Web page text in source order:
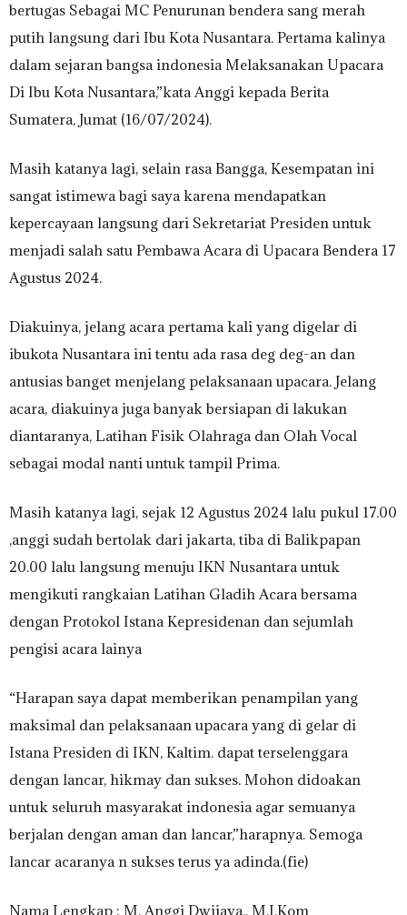
bertugas Sebagai MC Penurunan bendera sang merah
putih langsung dari Ibu Kota Nusantara. Pertama kalinya
dalam sejaran bangsa indonesia Melaksanakan Upacara
Di Ibu Kota Nusantara,”kata Anggi kepada Berita
Sumatera, Jumat (16/07/2024).
Masih katanya lagi, selain rasa Bangga, Kesempatan ini
sangat istimewa bagi saya karena mendapatkan
kepercayaan langsung dari Sekretariat Presiden untuk
menjadi salah satu Pembawa Acara di Upacara Bendera 17
Agustus 2024.
Diakuinya, jelang acara pertama kali yang digelar di
ibukota Nusantara ini tentu ada rasa deg deg-an dan
antusias banget menjelang pelaksanaan upacara. Jelang
acara, diakuinya juga banyak bersiapan di lakukan
diantaranya, Latihan Fisik Olahraga dan Olah Vocal
sebagai modal nanti untuk tampil Prima.
Masih katanya lagi, sejak 12 Agustus 2024 lalu pukul 17.00
,anggi sudah bertolak dari jakarta, tiba di Balikpapan
20.00 lalu langsung menuju IKN Nusantara untuk
mengikuti rangkaian Latihan Gladih Acara bersama
dengan Protokol Istana Kepresidenan dan sejumlah
pengisi acara lainya
“Harapan saya dapat memberikan penampilan yang
maksimal dan pelaksanaan upacara yang di gelar di
Istana Presiden di IKN, Kaltim. dapat terselenggara
dengan lancar, hikmay dan sukses. Mohon didoakan
untuk seluruh masyarakat indonesia agar semuanya
berjalan dengan aman dan lancar,”harapnya. Semoga
lancar acaranya n sukses terus ya adinda.(fie)
Nama Lengkap : M. Anggi Dwijaya., M.I.Kom